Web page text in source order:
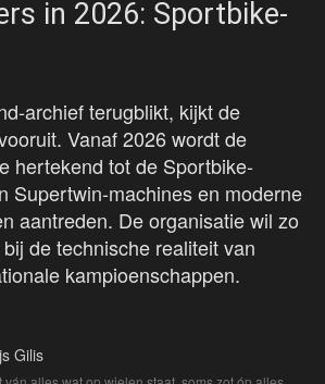
in 2026: Sportbike-
archief terugblikt, kijkt de
Vanaf 2026 wordt de
hertekend tot de Sportbike-
Supertwin-machines en moderne
aantreden. De organisatie wil zo
de technische realiteit van
kampioenschappen.
Gilis